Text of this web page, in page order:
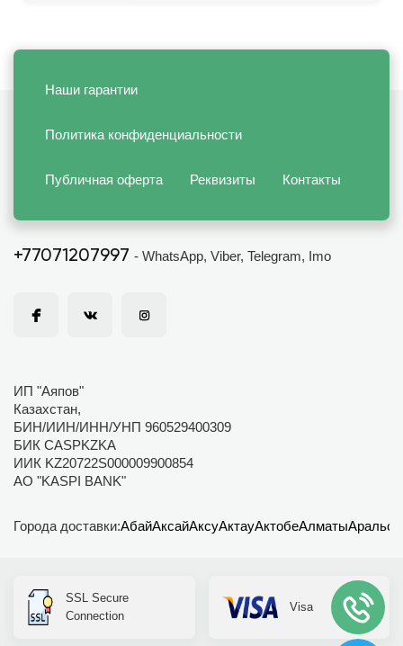
Наши гарантии
Политика конфиденциальности
Публичная оферта Реквизиты Контакты
+77071207997 - WhatsApp, Viber, Telegram, Imo
ИП "Аяпов"
Казахстан,
БИН/ИИН/ИНН/УНП 960529400309
БИК CASPKZKA
ИИК KZ20722S000009900854
АО "KASPI BANK"
Города доставки:АбайАксайАксуАктауАктобеАлматыАральск
SSL Secure
Connection
Visa